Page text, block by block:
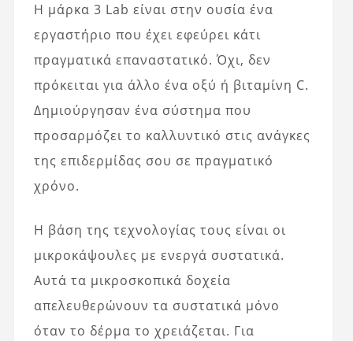
Η μάρκα 3 Lab είναι στην ουσία ένα
εργαστήριο που έχει εφεύρει κάτι
πραγματικά επαναστατικό. Όχι, δεν
πρόκειται για άλλο ένα οξύ ή βιταμίνη C.
Δημιούργησαν ένα σύστημα που
προσαρμόζει το καλλυντικό στις ανάγκες
της επιδερμίδας σου σε πραγματικό
χρόνο.
Η βάση της τεχνολογίας τους είναι οι
μικροκάψουλες με ενεργά συστατικά.
Αυτά τα μικροσκοπικά δοχεία
απελευθερώνουν τα συστατικά μόνο
όταν το δέρμα το χρειάζεται. Για